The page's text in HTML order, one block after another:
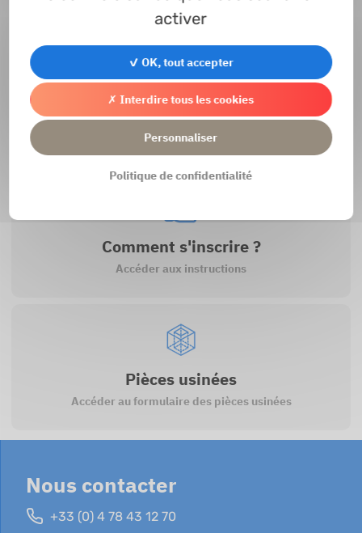
Traitement...
Contact
Accéder au formulaire de contact
Comment s'inscrire ?
Accéder aux instructions
Pièces usinées
Accéder au formulaire des pièces usinées
Nous contacter
+33 (0) 4 78 43 12 70
activer
✓ OK, tout accepter
✗ Interdire tous les cookies
Personnaliser
Politique de confidentialité